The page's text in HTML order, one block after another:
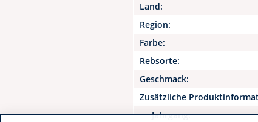
Land:
Region:
Farbe:
Rebsorte:
Geschmack:
Zusätzliche
Jahrgang: